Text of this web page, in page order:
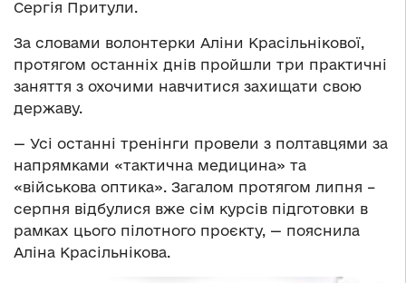
Сергія Притули.
За словами волонтерки Аліни Красільнікової,
протягом останніх днів пройшли три практичні
заняття з охочими навчитися захищати свою
державу.
— Усі останні тренінги провели з полтавцями за
напрямками «тактична медицина» та
«військова оптика». Загалом протягом липня –
серпня відбулися вже сім курсів підготовки в
рамках цього пілотного проєкту, — пояснила
Аліна Красільнікова.